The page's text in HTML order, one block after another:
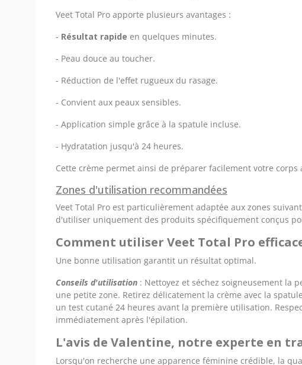
Veet Total Pro apporte plusieurs avantages :
- Résultat rapide en quelques minutes.
- Peau douce au toucher.
- Réduction de l'effet rugueux du rasage.
- Convient aux peaux sensibles.
- Application simple grâce à la spatule incluse.
- Hydratation jusqu'à 24 heures.
Cette crème permet ainsi de préparer facilement votre
Zones d'utilisation recommandées
Veet Total Pro est particulièrement adaptée aux zones
d'utiliser uniquement des produits spécifiquement conçus
Comment utiliser Veet Total Pro
Une bonne utilisation garantit un résultat optimal.
Conseils d'utilisation : Nettoyez et séchez soigneusement la
une petite zone. Retirez délicatement la crème avec la
un test cutané 24 heures avant la première utilisation.
immédiatement après l'épilation.
L'avis de Valentine, notre experte en
Lorsqu'on recherche une apparence féminine crédible, la